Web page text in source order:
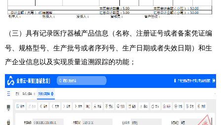
（三） 具有记录医疗器械产品信息（名称、注册证号或者备案凭证编
号、规格型号、生产批号或者序列号、生产日期或者失效日期）和生
产企业信息以及实现质量追溯跟踪的功能 ；